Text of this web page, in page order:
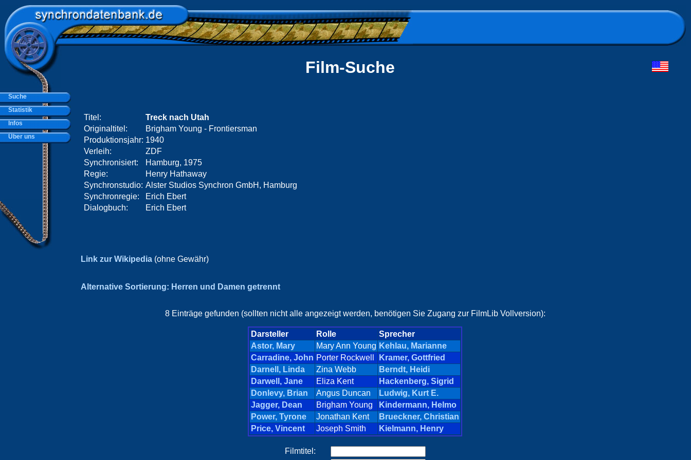
Film-Suche
Titel:
Treck nach Utah
Originaltitel:
Brigham Young - Frontiersman
Produktionsjahr: 1940
Verleih:
ZDF
Synchronisiert:
Hamburg, 1975
Regie:
Henry Hathaway
Synchronstudio: Alster Studios Synchron GmbH, Hamburg
Synchronregie:
Erich Ebert
Dialogbuch:
Erich Ebert
Link zur Wikipedia (ohne Gewähr)
Alternative Sortierung: Herren und Damen getrennt
8 Einträge gefunden (sollten nicht alle angezeigt werden, benötigen Sie Zugang zur FilmLib Vollversion):
Darsteller Rolle
Sprecher
Astor, Mary
Mary Ann Young Kehlau, Marianne
Carradine, John Porter Rockwell
Kramer, Gottfried
Darnell, Linda
Zina Webb
Berndt, Heidi
Darwell, Jane
Eliza Kent
Hackenberg, Sigrid
Donlevy, Brian
Angus Duncan
Ludwig, Kurt E.
Jagger, Dean
Brigham Young
Kindermann, Helmo
Power, Tyrone
Jonathan Kent
Brueckner, Christian
Price, Vincent
Joseph Smith Kielmann, Henry
Filmtitel:
Suche
Statistik
Infos
Über uns